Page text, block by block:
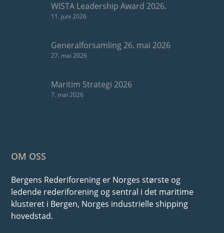
WISTA Leadership Award 2026.
11. juni 2026
Generalforsamling 26. mai 2026
27. mai 2026
Maritim Strategi 2026
7. mai 2026
OM OSS
Bergens Rederiforening er Norges største og
ledende rederiforening og sentral i det maritime
klusteret i Bergen, Norges industrielle shipping
hovedstad.